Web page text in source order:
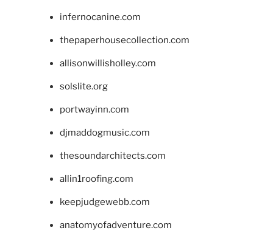
infernocanine.com
thepaperhousecollection.com
allisonwillisholley.com
solslite.org
portwayinn.com
djmaddogmusic.com
thesoundarchitects.com
allin1roofing.com
keepjudgewebb.com
anatomyofadventure.com